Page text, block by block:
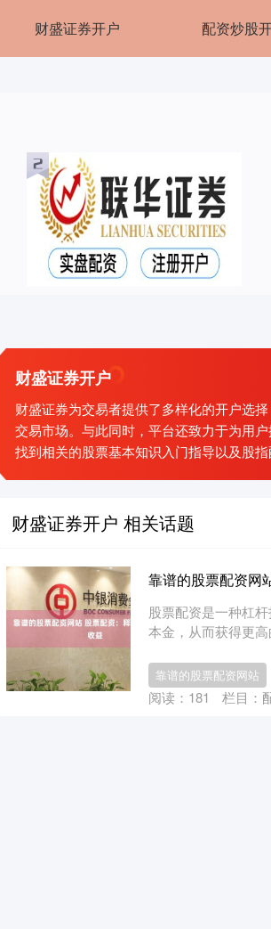
财盛证券开户 配资炒股
财盛证券开户
财盛证券为交易者提供了多样化的开户选
交易市场。与此同时，平台还致力于为用
找到相关的股票基本知识入门指导以及股指
财盛证券开户 相关话题
靠谱的股票配资网
股票配资是一种杠
本金，从而获得更
靠谱的股票配资网站
阅读： 181 栏目：